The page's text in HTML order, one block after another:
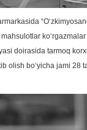
doirasida tarmoq
olish boʻyicha jami 28